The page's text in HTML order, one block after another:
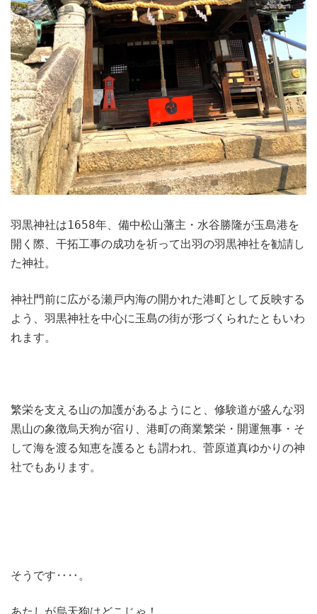
羽黒神社は1658年、備中松山藩主・水谷勝隆が玉島港を
開く際、干拓工事の成功を祈って出羽の羽黒神社を勧請し
た神社。
神社門前に広がる瀬戸内海の開かれた港町として反映する
よう、羽黒神社を中心に玉島の街が形づくられたともいわ
れます。
繁栄を支える山の加護があるようにと、修験道が盛んな羽
黒山の象徴烏天狗が宿り、港町の商業繁栄・開運無事・そ
して海を渡る知恵を護るとも謂われ、菅原道真ゆかりの神
社でもあります。
そうです‥‥。
あたしが烏天狗はどこじゃ！